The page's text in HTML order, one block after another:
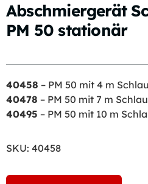
Abschmiergerät
PM 50 stationär
40458 – PM 50 mit 4 m
40478 – PM 50 mit 7 m
40495 – PM 50 mit 10 m
SKU: 40458